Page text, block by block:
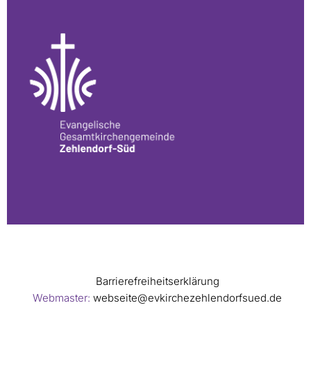
Barrierefreiheitserklärung
Webmaster: webseite@evkirchezehlendorfsued.de